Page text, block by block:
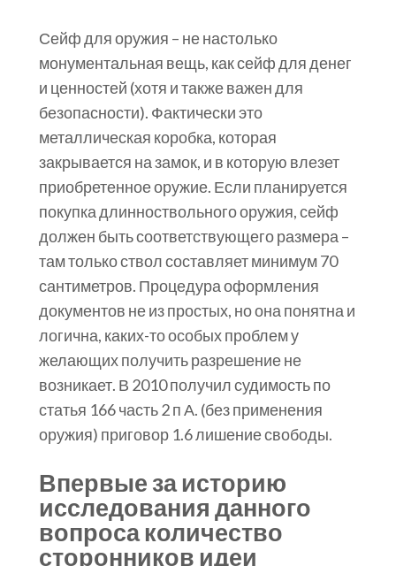
Сейф для оружия – не настолько
монументальная вещь, как сейф для денег
и ценностей (хотя и также важен для
безопасности). Фактически это
металлическая коробка, которая
закрывается на замок, и в которую влезет
приобретенное оружие. Если планируется
покупка длинноствольного оружия, сейф
должен быть соответствующего размера –
там только ствол составляет минимум 70
сантиметров. Процедура оформления
документов не из простых, но она понятна и
логична, каких-то особых проблем у
желающих получить разрешение не
возникает. В 2010 получил судимость по
статья 166 часть 2 п А. (без применения
оружия) приговор 1.6 лишение свободы.
Впервые за историю
исследования данного
вопроса количество
сторонников идеи